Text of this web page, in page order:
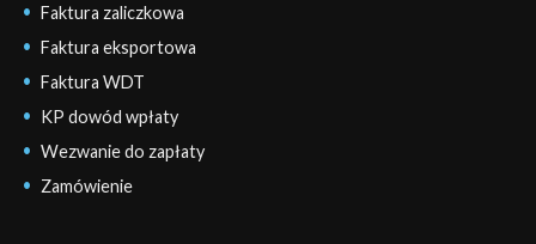
Faktura zaliczkowa
Faktura eksportowa
Faktura WDT
KP dowód wpłaty
Wezwanie do zapłaty
Zamówienie